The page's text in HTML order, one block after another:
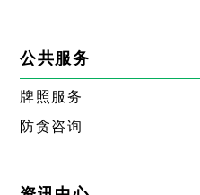
公共服务
牌照服务
防贪咨询